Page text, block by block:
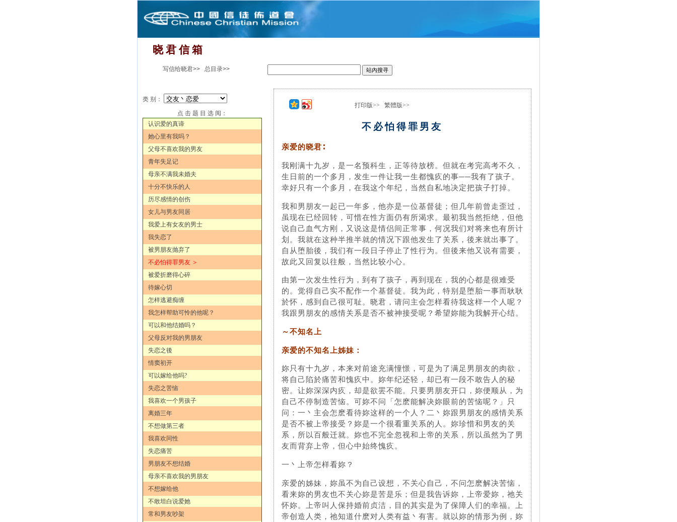
晓 君 信 箱
写信给晓君>> 总目录>>
类 别：
点 击 题 目 选 阅：
认识爱的真谛
她心里有我吗？
父母不喜欢我的男友
青年失足记
母亲不满我未婚夫
十分不快乐的人
历尽感情的创伤
女儿与男友同居
我爱上有女友的男士
我失恋了
被男朋友抛弃了
不必怕得罪男友 ＞
被爱折磨得心碎
待嫁心切
怎样逃避痴缠
我怎样帮助可怜的他呢？
可以和他结婚吗？
父母反对我的男朋友
失恋之後
情窦初开
可以嫁给他吗?
失恋之苦恼
我喜欢一个男孩子
离婚三年
不想做第三者
我喜欢同性
失恋痛苦
男朋友不想结婚
母亲不喜欢我的男朋友
不想嫁给他
不敢坦白说爱她
常和男友吵架
打印版>> 繁體版>>
不必怕得罪男友
亲爱的晓君∶
我刚满十九岁，是一名预科生，正等待放榜。但就在考完高考不久，
生日前的一个多月，发生一件让我一生都愧疚的事──我有了孩子。
幸好只有一个多月，在我这个年纪，当然自私地决定把孩子打掉。
我和男朋友一起已一年多，他亦是一位基督徒；但几年前曾走歪过，
虽现在已经回转，可惜在性方面仍有所渴求。最初我当然拒绝，但他
说自己血气方刚，又说这是情侣间正常事，何况我们对将来也有所计
划。我就在这种半推半就的情况下跟他发生了关系，後来就出事了。
自从堕胎後，我们有一段日子停止了性行为。但後来他又说有需要，
故此又回复以往般，当然比较小心。
由第一次发生性行为，到有了孩子，再到现在，我的心都是很难受
的。觉得自己实不配作一个基督徒。我为此，特别是堕胎一事而耿耿
於怀，感到自己很可耻。晓君，请问主会怎样看待我这样一个人呢？
我跟男朋友的感情关系是否不被神接受呢？希望妳能为我解开心结。
～不知名上
亲爱的不知名上姊妹：
妳只有十九岁，本来对前途充满憧憬，可是为了满足男朋友的肉欲，
将自己陷於痛苦和愧疚中。妳年纪还轻，却已有一段不敢告人的秘
密。让妳深深内疚，却是欲罢不能。只要男朋友开口，妳便顺从，为
自己不停制造苦恼。可妳不问「怎麽能解决妳眼前的苦恼呢？」只
问：一丶主会怎麽看待妳这样的一个人？二丶妳跟男朋友的感情关系
是否不被上帝接受？妳是一个很看重关系的人。妳珍惜和男友的关
系，所以百般迁就。妳也不完全忽视和上帝的关系，所以虽然为了男
友而背弃上帝，但心中始终愧疚。
一丶上帝怎样看妳？
亲爱的姊妹，妳虽不为自己设想，不关心自己，不问怎麽解决苦恼，
看来妳的男友也不关心妳是苦是乐；但是我告诉妳，上帝爱妳，祂关
怀妳。上帝叫人保持婚前贞洁，目的其实是为了保障人们的幸福。上
帝创造人类，祂知道什麽对人类有益丶有害。就以妳的情形为例，妳